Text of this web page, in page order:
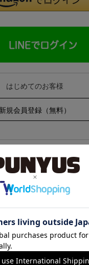
はじめてのお客様
登録をしていただくと次
ます。